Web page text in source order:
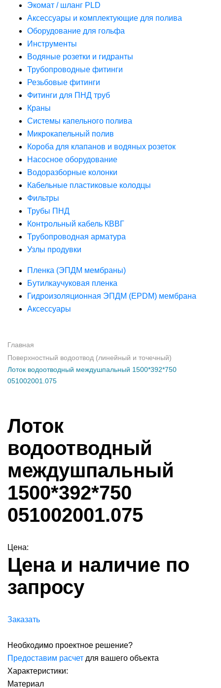
Экомат / шланг PLD
Аксессуары и комплектующие для полива
Оборудование для гольфа
Инструменты
Водяные розетки и гидранты
Трубопроводные фитинги
Резьбовые фитинги
Фитинги для ПНД труб
Краны
Системы капельного полива
Микрокапельный полив
Короба для клапанов и водяных розеток
Насосное оборудование
Водоразборные колонки
Кабельные пластиковые колодцы
Фильтры
Трубы ПНД
Контрольный кабель КВВГ
Трубопроводная арматура
Узлы продувки
Пленка (ЭПДМ мембраны)
Бутилкаучуковая пленка
Гидроизоляционная ЭПДМ (EPDM) мембрана
Аксессуары
Главная
Поверхностный водоотвод (линейный и точечный)
Лоток водоотводный междушпальный 1500*392*750
051002001.075
Лоток
водоотводный
междушпальный
1500*392*750
051002001.075
Цена:
Цена и наличие по
запросу
Заказать
Необходимо проектное решение?
Предоставим расчет для вашего объекта
Характеристики:
Материал